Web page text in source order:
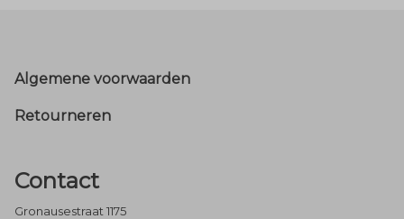
Footer
Algemene voorwaarden
Retourneren
Contact
Gronausestraat 1175